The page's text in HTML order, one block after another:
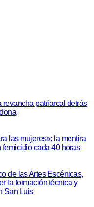
revancha patriarcal detrás
las mujeres»: la mentira
femicidio cada 40 horas
de las Artes Escénicas,
la formación técnica y
San Luis